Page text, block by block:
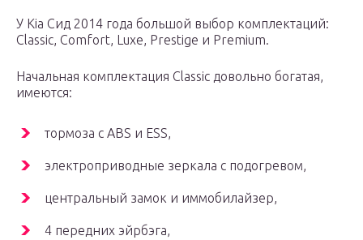
У Kia Сид 2014 года большой выбор комплектаций:
Classic, Comfort, Luxe, Prestige и Premium.
Начальная комплектация Classic довольно богатая,
имеются:
тормоза с ABS и ESS,
электроприводные зеркала с подогревом,
центральный замок и иммобилайзер,
4 передних эйрбэга,